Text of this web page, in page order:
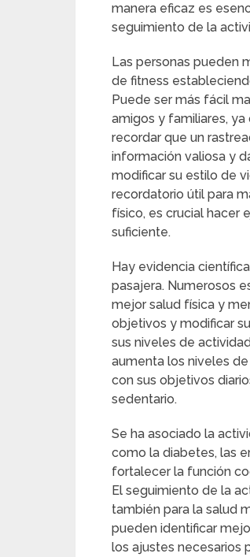
manera eficaz es
seguimiento de la
Las personas pueden
de fitness
Puede ser más fácil
amigos y familiares,
recordar que un
información valiosa y
modificar su estilo de
recordatorio útil para
físico, es crucial hacer
suficiente.
Hay evidencia
pasajera. Numerosos
mejor salud física y
objetivos y modificar
sus niveles de
aumenta los niveles
con sus objetivos
sedentario.
Se ha asociado la
como la diabetes, las
fortalecer la función
El seguimiento de la
también para la salud
pueden identificar
los ajustes necesarios